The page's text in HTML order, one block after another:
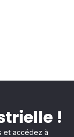
!
et accédez à